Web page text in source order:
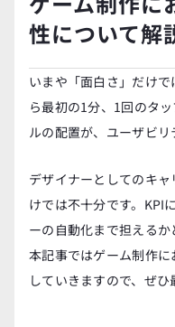
性について解
いまや「面白さ」だけ
ら最初の1分、1回のタ
ルの配置が、ユーザビリ
デザイナーとしてのキ
けでは不十分です。KPI
ーの自動化まで担えるか
本記事ではゲーム制作
していきますので、ぜひ